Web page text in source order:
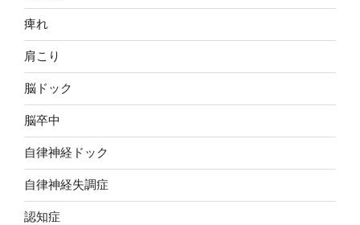
痺れ
肩こり
脳ドック
脳卒中
自律神経ドック
自律神経失調症
認知症